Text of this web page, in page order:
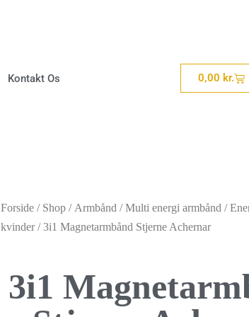
Kontakt Os 0,00 kr.
Forside / Shop / Armbånd /Multi energi armbånd /
kvinder/ 3i1 Magnetarmbånd Stjerne Achernar
3i1